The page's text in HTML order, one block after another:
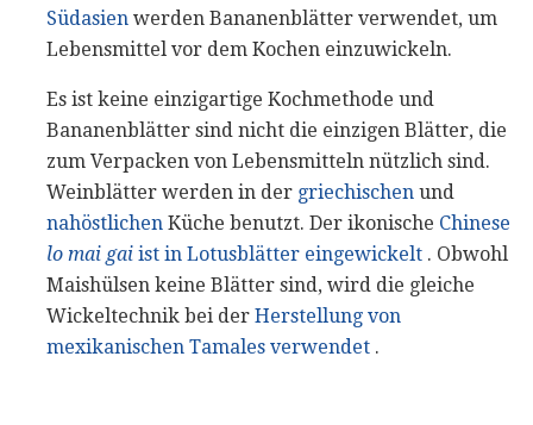
Südasien werden Bananenblätter verwendet, um
Lebensmittel vor dem Kochen einzuwickeln.
Es ist keine einzigartige Kochmethode und
Bananenblätter sind nicht die einzigen Blätter, die
zum Verpacken von Lebensmitteln nützlich sind.
Weinblätter werden in der griechischen und
nahöstlichen Küche benutzt. Der ikonische Chinese
lo mai gai ist in Lotusblätter eingewickelt . Obwohl
Maishülsen keine Blätter sind, wird die gleiche
Wickeltechnik bei der Herstellung von
mexikanischen Tamales verwendet .